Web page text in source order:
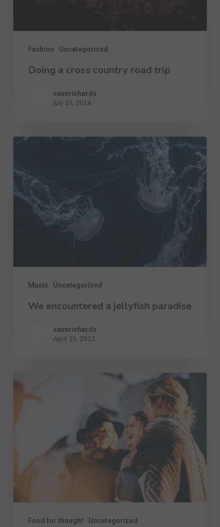
Fashion Uncategorized
Doing a cross country road trip
seunrichards
July 15, 2014
Music Uncategorized
We encountered a jellyfish paradise
seunrichards
April 15, 2013
Food for thought Uncategorized